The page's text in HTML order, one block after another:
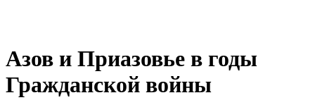
Азов и Приазовье в годы
Гражданской войны